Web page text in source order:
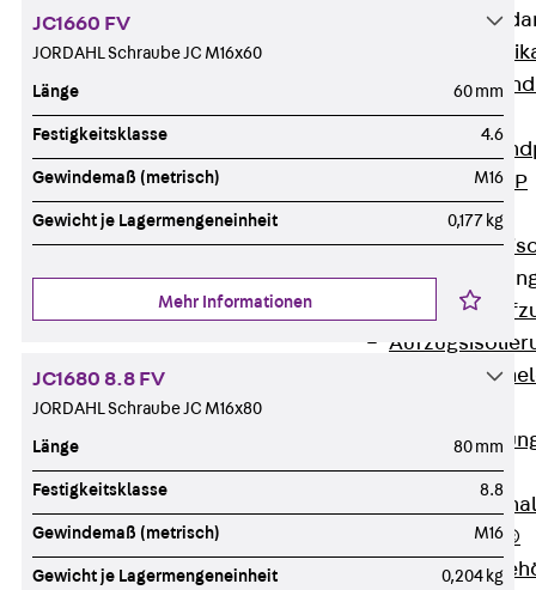
Attika-
Windposts
Windpost JWP
Schallisolation
Zurück
Zurück
Schalrohre
RAPIDOBAT®
Schalrohre
JC1660 FV
JORDAHL Schraube JC M16x60
Länge 60 mm
Festigkeitsklasse 4.6
Gewindemaß (metrisch) M16
Gewicht je Lagermengeneinheit 0,177 kg
Mehr Informationen
JC1680 8.8 FV
JORDAHL Schraube JC M16x80
Länge 80 mm
Festigkeitsklasse 8.8
Gewindemaß (metrisch) M16
Gewicht je Lagermengeneinheit 0,204 kg